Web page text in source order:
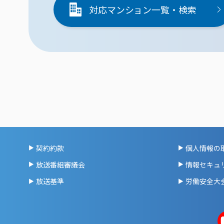
対応マンション一覧・検索
契約約款
放送番組審議会
放送基準
個人情報の
情報セキュ
労働安全大